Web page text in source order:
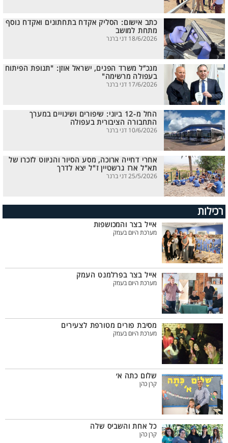
כתב אישום: הסליק אקדח בתחתונים ואקדח נוסף
מתחת למושב
18/6/2026 דני ברנר
מנכ”ל משרד הפנים, ישראל אוזן: "תנופת הפיתוח
בעפולה מרשימה"
17/6/2026 דני ברנר
החל מ-12 ביוני: שיפורים ושינויים במערך
התחבורה הציבורית בעפולה
10/6/2026 דני ברנר
אחרי דחייה ארוכה, מסע הסיור והניווט לזכרו של
תא"ל ארז גרשטיין ז"ל יצא לדרך
25/5/2026 דני ברנר
רכילות
אייל בצר והמכושפות
מערכת היום בעמק
אייל בצר בפרלמנט העמק
מערכת היום בעמק
מסיבת פורים מטורפת לצעירים
מערכת היום בעמק
שלום כתה א׳
קרן כהן
כל אחת והשביס שלה
קרן כהן